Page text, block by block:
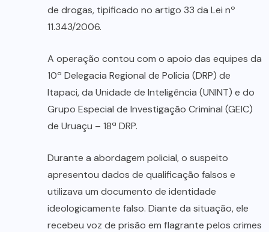
de drogas, tipificado no artigo 33 da Lei nº
11.343/2006.
A operação contou com o apoio das equipes da
10ª Delegacia Regional de Polícia (DRP) de
Itapaci, da Unidade de Inteligência (UNINT) e do
Grupo Especial de Investigação Criminal (GEIC)
de Uruaçu – 18ª DRP.
Durante a abordagem policial, o suspeito
apresentou dados de qualificação falsos e
utilizava um documento de identidade
ideologicamente falso. Diante da situação, ele
recebeu voz de prisão em flagrante pelos crimes